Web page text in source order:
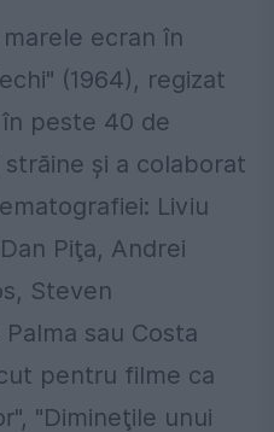
ecran în
(1964), regizat
peste 40 de
şi a colaborat
Liviu
Piţa, Andrei
Steven
sau Costa
pentru filme ca
"Dimineţile unui